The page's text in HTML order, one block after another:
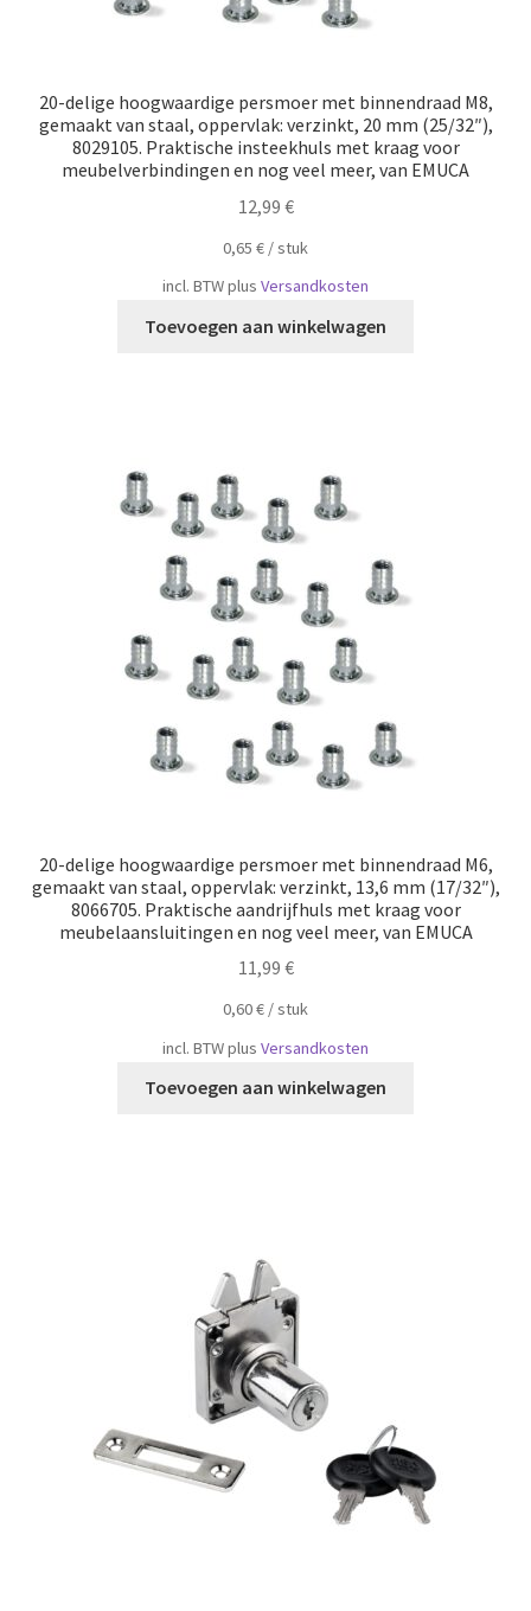
20-delige hoogwaardige persmoer met binnendraad M8,
gemaakt van staal, oppervlak: verzinkt, 20 mm (25/32″),
8029105. Praktische insteekhuls met kraag voor
meubelverbindingen en nog veel meer, van EMUCA
12,99 €
0,65 € /​​stuk
incl. BTWplus Versandkosten
Toevoegen aan winkelwagen
20-delige hoogwaardige persmoer met binnendraad M6,
gemaakt van staal, oppervlak: verzinkt, 13,6 mm (17/32″),
8066705. Praktische aandrijfhuls met kraag voor
meubelaansluitingen en nog veel meer, van EMUCA
11,99 €
0,60€ /​​stuk
incl. BTWplus Versandkosten
Toevoegen aan winkelwagen